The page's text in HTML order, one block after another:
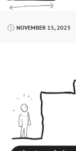
NOVEMBER 15, 2023